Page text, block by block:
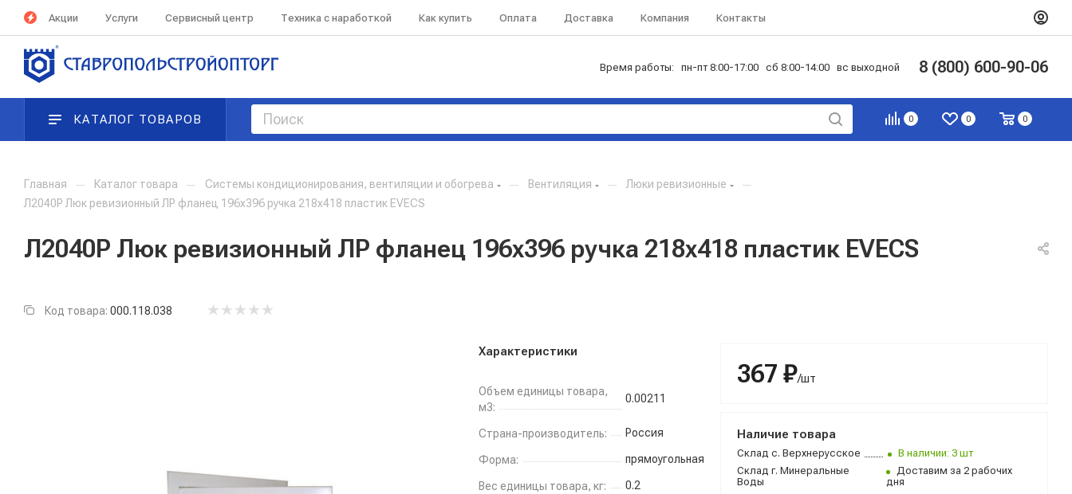
Акции Услуги Сервисный центр Техника с наработкой Как купить Оплата Доставка Компания Контакты
Время работы: пн-пт 8:00-17:00 сб 8:00-14:00 вс выходной 8 (800) 600-90-06
0 0 0
КАТАЛОГ ТОВАРОВ
Главная — Каталог товара — Системы кондиционирования, вентиляции и обогрева — Вентиляция — Люки ревизионные —
Л2040Р Люк ревизионный ЛР фланец 196х396 ручка 218х418 пластик EVECS
Л2040Р Люк ревизионный ЛР фланец 196х396 ручка 218х418 пластик EVECS
Код товара: 000.118.038
Характеристики
Объем единицы товара,
м3:
0.00211
Страна-производитель: Россия
Форма: прямоугольная
Вес единицы товара, кг: 0.2
367 ₽/шт
Наличие товара
Склад с. Верхнерусское
В наличии: 3 шт
Склад г. Минеральные
Воды
Доставим за 2 рабочих
дня